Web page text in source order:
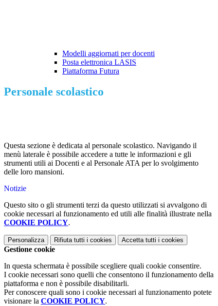
Modelli aggiornati per docenti
Posta elettronica LASIS
Piattaforma Futura
Personale scolastico
Questa sezione è dedicata al personale scolastico. Navigando il
menù laterale è possibile accedere a tutte le informazioni e gli
strumenti utili ai Docenti e al Personale ATA per lo svolgimento
delle loro mansioni.
Notizie
Questo sito o gli strumenti terzi da questo utilizzati si avvalgono di
cookie necessari al funzionamento ed utili alle finalità illustrate nella
COOKIE POLICY.
Personalizza Rifiuta tutti i cookies Accetta tutti i cookies
Gestione cookie
In questa schermata è possibile scegliere quali cookie consentire.
I cookie necessari sono quelli che consentono il funzionamento della
piattaforma e non è possibile disabilitarli.
Per conoscere quali sono i cookie necessari al funzionamento potete
visionare la COOKIE POLICY.